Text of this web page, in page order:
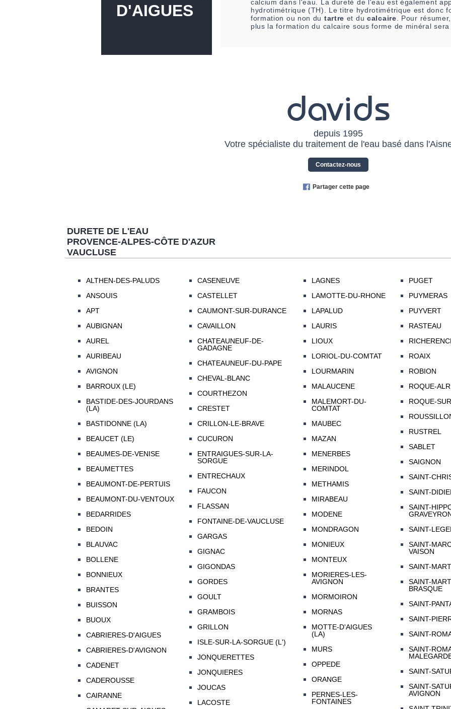
D'AIGUES
calcium dans l'eau. La dureté de l'eau est également
hydrotimétrique (TH). Le titre hydrotimétrique est donc
formation ou non du tartre et du calcaire. Pour
plus la formation du calcaire sous forme de minéral
davids
depuis 1995
Votre spécialiste du traitement de l'eau basé dans
Contactez-nous
Partager cette page
DURETE DE L'EAU
PROVENCE-ALPES-CÔTE D'AZUR
VAUCLUSE
ALTHEN-DES-PALUDS
ANSOUIS
APT
AUBIGNAN
AUREL
AURIBEAU
AVIGNON
BARROUX (LE)
BASTIDE-DES-JOURDANS
(LA)
BASTIDONNE (LA)
BEAUCET (LE)
BEAUMES-DE-VENISE
BEAUMETTES
BEAUMONT-DE-PERTUIS
BEAUMONT-DU-VENTOUX
BEDARRIDES
BEDOIN
BLAUVAC
BOLLENE
BONNIEUX
BRANTES
BUISSON
BUOUX
CABRIERES-D'AIGUES
CABRIERES-D'AVIGNON
CADENET
CADEROUSSE
CAIRANNE
CASENEUVE
CASTELLET
CAUMONT-SUR-DURANCE
CAVAILLON
CHATEAUNEUF-DE-
GADAGNE
CHATEAUNEUF-DU-PAPE
CHEVAL-BLANC
COURTHEZON
CRESTET
CRILLON-LE-BRAVE
CUCURON
ENTRAIGUES-SUR-LA-
SORGUE
ENTRECHAUX
FAUCON
FLASSAN
FONTAINE-DE-VAUCLUSE
GARGAS
GIGNAC
GIGONDAS
GORDES
GOULT
GRAMBOIS
GRILLON
ISLE-SUR-LA-SORGUE (L')
JONQUERETTES
JONQUIERES
JOUCAS
LACOSTE
LAGNES
LAMOTTE-DU-RHONE
LAPALUD
LAURIS
LIOUX
LORIOL-DU-COMTAT
LOURMARIN
MALAUCENE
MALEMORT-DU-
COMTAT
MAUBEC
MAZAN
MENERBES
MERINDOL
METHAMIS
MIRABEAU
MODENE
MONDRAGON
MONIEUX
MONTEUX
MORIERES-LES-
AVIGNON
MORMOIRON
MORNAS
MOTTE-D'AIGUES
(LA)
MURS
OPPEDE
ORANGE
PERNES-LES-
FONTAINES
PUGET
PUYMERAS
PUYVERT
RASTEAU
ROAIX
ROBION
ROQUE-
ROQUE-
RUSTREL
SABLET
SAIGNON
SAINT-
SAINT-
SAINT-
SAINT-
SAINT-
VAISON
SAINT-
SAINT-
BRASQUE
SAINT-
SAINT-
SAINT-
SAINT-
SAINT-
SAINT-
AVIGNON